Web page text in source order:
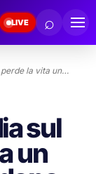
LIVE ⌕
la vita un…
sul
un